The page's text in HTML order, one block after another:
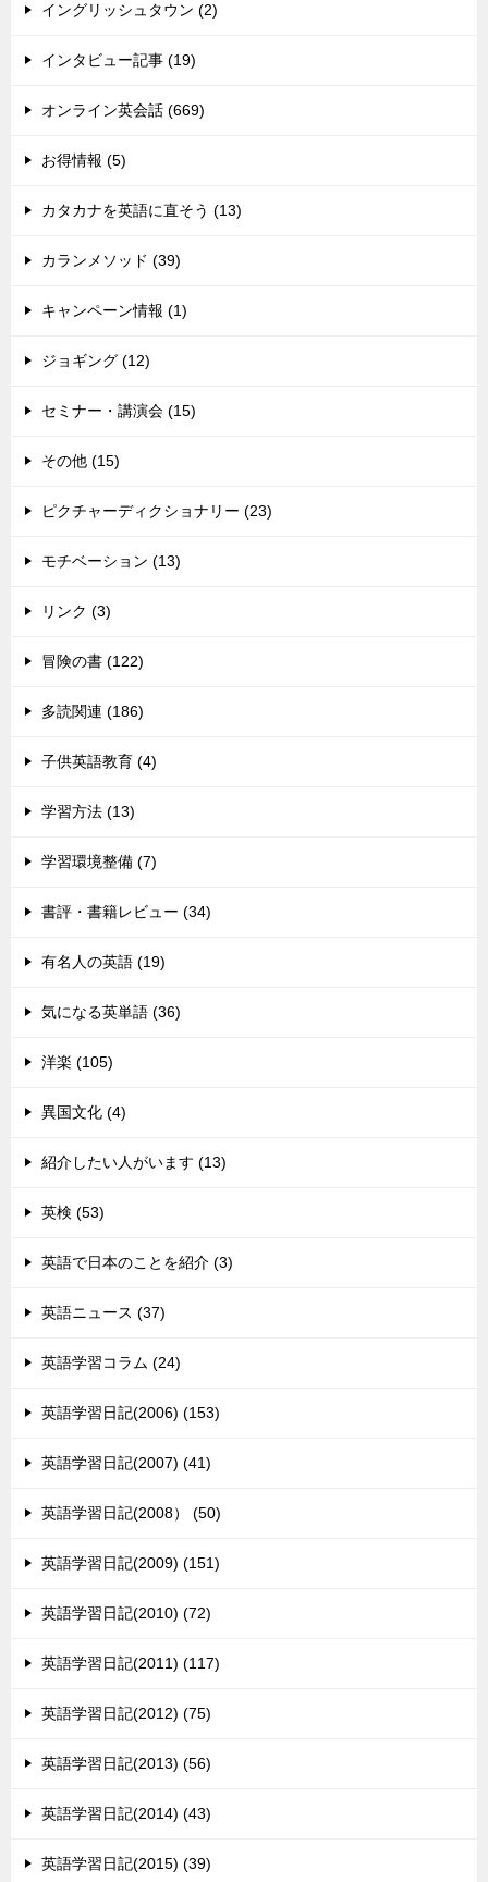
イングリッシュタウン (2)
インタビュー記事 (19)
オンライン英会話 (669)
お得情報 (5)
カタカナを英語に直そう (13)
カランメソッド (39)
キャンペーン情報 (1)
ジョギング (12)
セミナー・講演会 (15)
その他 (15)
ピクチャーディクショナリー (23)
モチベーション (13)
リンク (3)
冒険の書 (122)
多読関連 (186)
子供英語教育 (4)
学習方法 (13)
学習環境整備 (7)
書評・書籍レビュー (34)
有名人の英語 (19)
気になる英単語 (36)
洋楽 (105)
異国文化 (4)
紹介したい人がいます (13)
英検 (53)
英語で日本のことを紹介 (3)
英語ニュース (37)
英語学習コラム (24)
英語学習日記(2006) (153)
英語学習日記(2007) (41)
英語学習日記(2008） (50)
英語学習日記(2009) (151)
英語学習日記(2010) (72)
英語学習日記(2011) (117)
英語学習日記(2012) (75)
英語学習日記(2013) (56)
英語学習日記(2014) (43)
英語学習日記(2015) (39)